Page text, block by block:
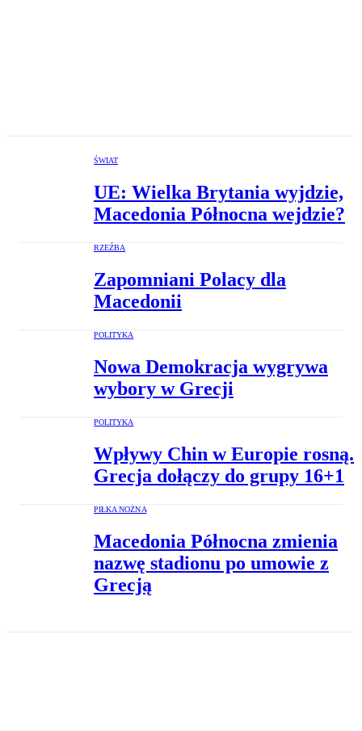
ŚWIAT
UE: Wielka Brytania wyjdzie,
Macedonia Północna wejdzie?
RZEŹBA
Zapomniani Polacy dla
Macedonii
POLITYKA
Nowa Demokracja wygrywa
wybory w Grecji
POLITYKA
Wpływy Chin w Europie rosną.
Grecja dołączy do grupy 16+1
PIŁKA NOŻNA
Macedonia Północna zmienia
nazwę stadionu po umowie z
Grecją